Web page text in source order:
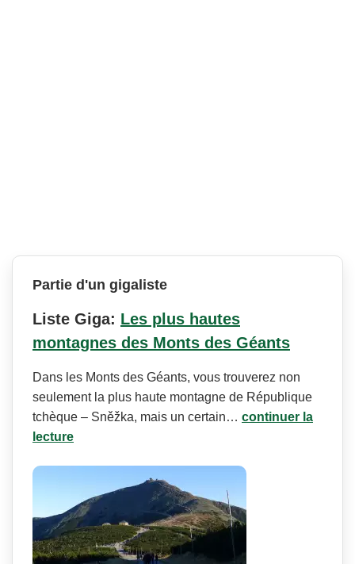
Partie d'un gigaliste
Liste Giga: Les plus hautes
montagnes des Monts des Géants
Dans les Monts des Géants, vous trouverez non
seulement la plus haute montagne de République
tchèque – Sněžka, mais un certain… continuer la
lecture